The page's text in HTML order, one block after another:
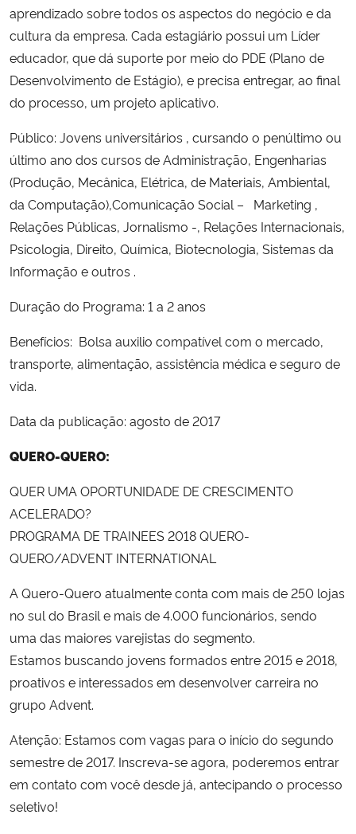
aprendizado sobre todos os aspectos do negócio e da
cultura da empresa. Cada estagiário possui um Líder
educador, que dá suporte por meio do PDE (Plano de
Desenvolvimento de Estágio), e precisa entregar, ao final
do processo, um projeto aplicativo.
Público: Jovens universitários , cursando o penúltimo ou
último ano dos cursos de Administração, Engenharias
(Produção, Mecânica, Elétrica, de Materiais, Ambiental,
da Computação),Comunicação Social – Marketing ,
Relações Públicas, Jornalismo -, Relações Internacionais,
Psicologia, Direito, Química, Biotecnologia, Sistemas da
Informação e outros .
Duração do Programa: 1 a 2 anos
Benefícios: Bolsa auxilio compatível com o mercado,
transporte, alimentação, assistência médica e seguro de
vida.
Data da publicação: agosto de 2017
QUERO-QUERO:
QUER UMA OPORTUNIDADE DE CRESCIMENTO
ACELERADO?
PROGRAMA DE TRAINEES 2018 QUERO-
QUERO/ADVENT INTERNATIONAL
A Quero-Quero atualmente conta com mais de 250 lojas
no sul do Brasil e mais de 4.000 funcionários, sendo
uma das maiores varejistas do segmento.
Estamos buscando jovens formados entre 2015 e 2018,
proativos e interessados em desenvolver carreira no
grupo Advent.
Atenção: Estamos com vagas para o início do segundo
semestre de 2017. Inscreva-se agora, poderemos entrar
em contato com você desde já, antecipando o processo
seletivo!